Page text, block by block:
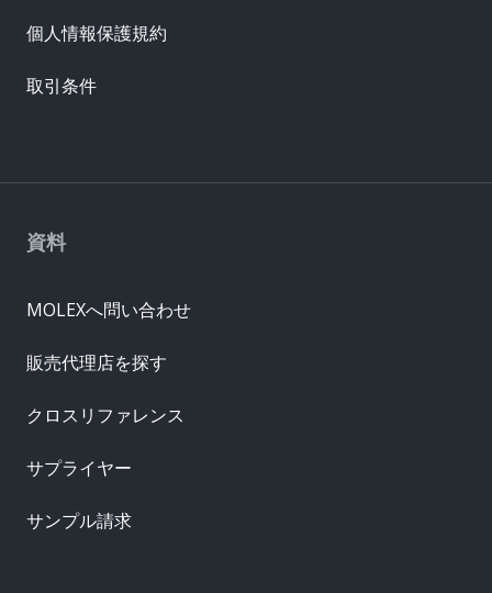
資料
MOLEXへ問い合わせ
販売代理店を探す
クロスリファレンス
サプライヤー
サンプル請求
個人情報保護規約
取引条件